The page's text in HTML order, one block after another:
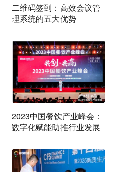
二维码签到：高效会议管
理系统的五大优势
2023中国餐饮产业峰会：
数字化赋能助推行业发展